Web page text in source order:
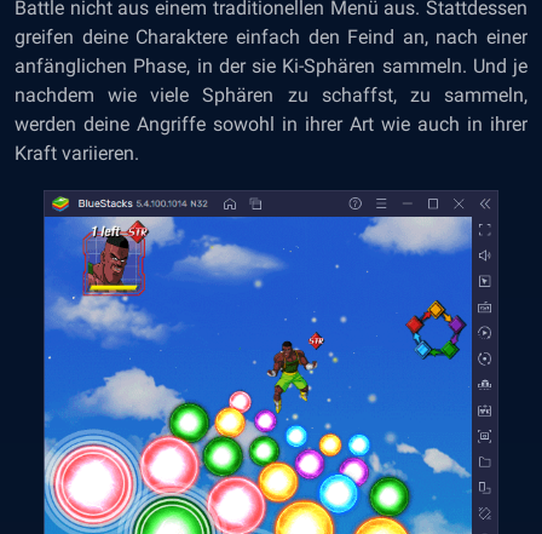
Battle nicht aus einem traditionellen Menü aus. Stattdessen
greifen deine Charaktere einfach den Feind an, nach einer
anfänglichen Phase, in der sie Ki-Sphären sammeln. Und je
nachdem wie viele Sphären zu schaffst, zu sammeln,
werden deine Angriffe sowohl in ihrer Art wie auch in ihrer
Kraft variieren.